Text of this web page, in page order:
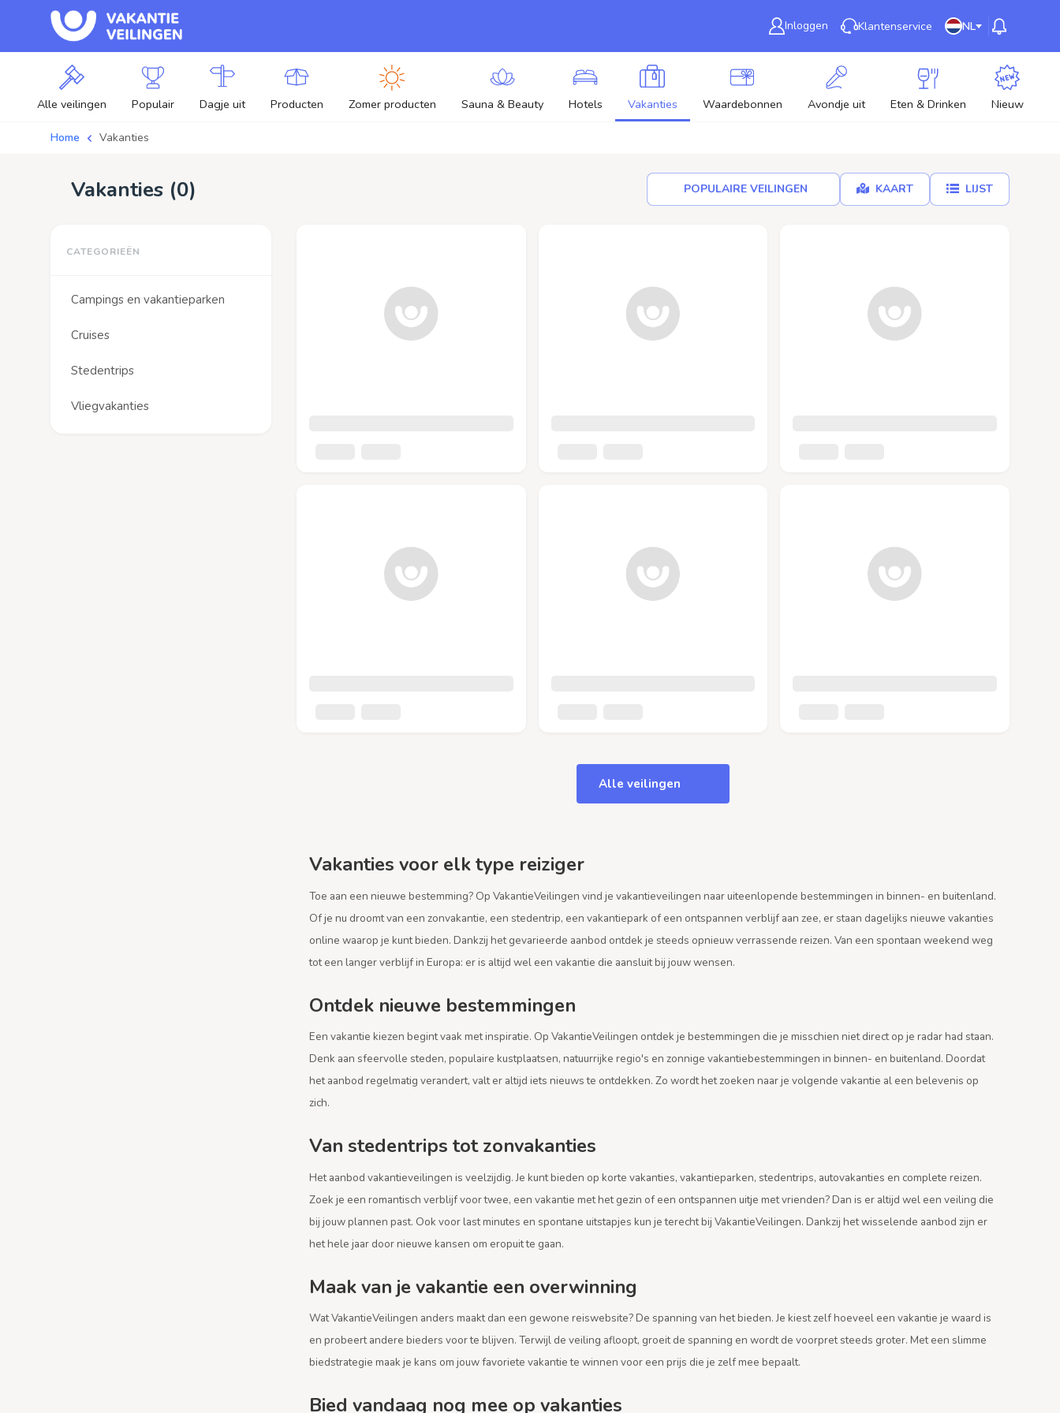
Inloggen Klantenservice NL
Alle veilingen Populair Dagje uit Producten Zomer producten Sauna & Beauty Hotels Vakanties Waardebonnen Avondje uit Eten & Drinken Nieuw
Home Vakanties
Vakanties (0) POPULAIRE VEILINGEN KAART LIJST
Campings en vakantieparken
Cruises
Stedentrips
Vliegvakanties
Alle veilingen
Vakanties voor elk type reiziger
Toe aan een nieuwe bestemming? Op VakantieVeilingen vind je vakantieveilingen naar uiteenlopende bestemmingen in binnen- en buitenland.
Of je nu droomt van een zonvakantie, een stedentrip, een vakantiepark of een ontspannen verblijf aan zee, er staan dagelijks nieuwe vakanties
online waarop je kunt bieden. Dankzij het gevarieerde aanbod ontdek je steeds opnieuw verrassende reizen. Van een spontaan weekend weg
tot een langer verblijf in Europa: er is altijd wel een vakantie die aansluit bij jouw wensen.
Ontdek nieuwe bestemmingen
Een vakantie kiezen begint vaak met inspiratie. Op VakantieVeilingen ontdek je bestemmingen die je misschien niet direct op je radar had staan.
Denk aan sfeervolle steden, populaire kustplaatsen, natuurrijke regio's en zonnige vakantiebestemmingen in binnen- en buitenland. Doordat
het aanbod regelmatig verandert, valt er altijd iets nieuws te ontdekken. Zo wordt het zoeken naar je volgende vakantie al een belevenis op
zich.
Van stedentrips tot zonvakanties
Het aanbod vakantieveilingen is veelzijdig. Je kunt bieden op korte vakanties, vakantieparken, stedentrips, autovakanties en complete reizen.
Zoek je een romantisch verblijf voor twee, een vakantie met het gezin of een ontspannen uitje met vrienden? Dan is er altijd wel een veiling die
bij jouw plannen past. Ook voor last minutes en spontane uitstapjes kun je terecht bij VakantieVeilingen. Dankzij het wisselende aanbod zijn er
het hele jaar door nieuwe kansen om eropuit te gaan.
Maak van je vakantie een overwinning
Wat VakantieVeilingen anders maakt dan een gewone reiswebsite? De spanning van het bieden. Je kiest zelf hoeveel een vakantie je waard is
en probeert andere bieders voor te blijven. Terwijl de veiling afloopt, groeit de spanning en wordt de voorpret steeds groter. Met een slimme
biedstrategie maak je kans om jouw favoriete vakantie te winnen voor een prijs die je zelf mee bepaalt.
Bied vandaag nog mee op vakanties